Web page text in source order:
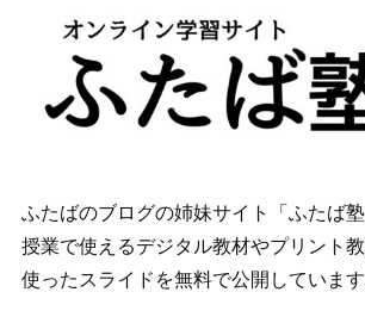
ふたばのブログの姉妹サイト「ふたば
授業で使えるデジタル教材やプリント
使ったスライドを無料で公開しています